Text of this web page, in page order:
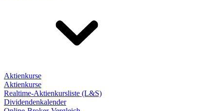
Aktienkurse
Aktienkurse
Realtime-Aktienkursliste (L&S)
Dividendenkalender